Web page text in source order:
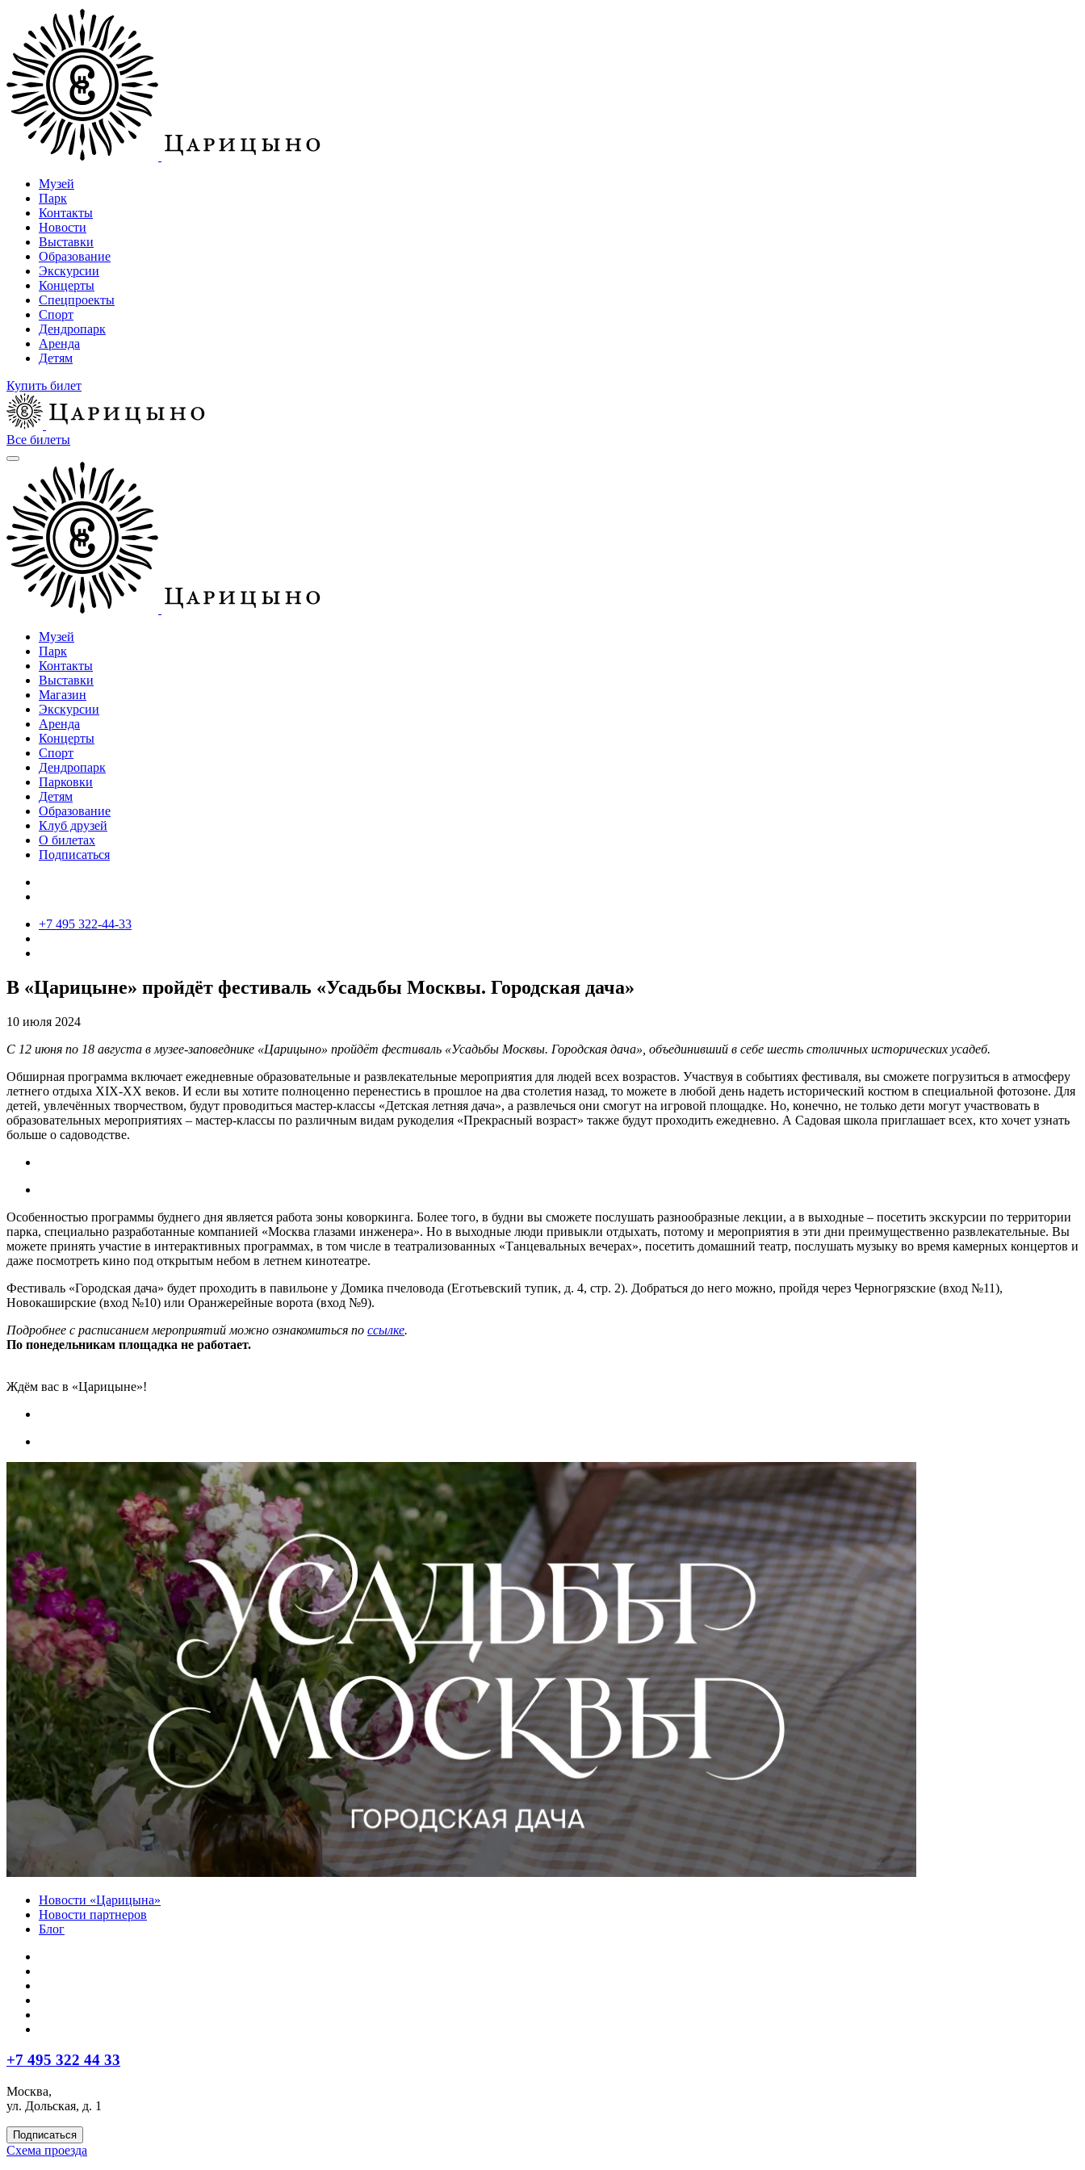
Музей
Парк
Контакты
Новости
Выставки
Образование
Экскурсии
Концерты
Спецпроекты
Спорт
Дендропарк
Аренда
Детям
Купить билет
Все билеты
Музей
Парк
Контакты
Выставки
Магазин
Экскурсии
Аренда
Концерты
Спорт
Дендропарк
Парковки
Детям
Образование
Клуб друзей
О билетах
Подписаться
+7 495 322-44-33
В «Царицыне» пройдёт фестиваль «Усадьбы Москвы. Городская дача»
10 июля 2024
С 12 июня по 18 августа в музее-заповеднике «Царицыно» пройдёт фестиваль «Усадьбы Москвы. Городская дача», объединивший в себе шесть столичных исторических усадеб.
Обширная программа включает ежедневные образовательные и развлекательные мероприятия для людей всех возрастов. Участвуя в событиях фестиваля, вы сможете погрузиться в атмосферу
летнего отдыха XIX-XX веков. И если вы хотите полноценно перенестись в прошлое на два столетия назад, то можете в любой день надеть исторический костюм в специальной фотозоне. Для
детей, увлечённых творчеством, будут проводиться мастер-классы «Детская летняя дача», а развлечься они смогут на игровой площадке. Но, конечно, не только дети могут участвовать в
образовательных мероприятиях – мастер-классы по различным видам рукоделия «Прекрасный возраст» также будут проходить ежедневно. А Садовая школа приглашает всех, кто хочет узнать
больше о садоводстве.
Особенностью программы буднего дня является работа зоны коворкинга. Более того, в будни вы сможете послушать разнообразные лекции, а в выходные – посетить экскурсии по территории
парка, специально разработанные компанией «Москва глазами инженера». Но в выходные люди привыкли отдыхать, потому и мероприятия в эти дни преимущественно развлекательные. Вы
можете принять участие в интерактивных программах, в том числе в театрализованных «Танцевальных вечерах», посетить домашний театр, послушать музыку во время камерных концертов и
даже посмотреть кино под открытым небом в летнем кинотеатре.
Фестиваль «Городская дача» будет проходить в павильоне у Домика пчеловода (Еготьевский тупик, д. 4, стр. 2). Добраться до него можно, пройдя через Черногрязские (вход №11),
Новокаширские (вход №10) или Оранжерейные ворота (вход №9).
Подробнее с расписанием мероприятий можно ознакомиться по ссылке.
По понедельникам площадка не работает.
Ждём вас в «Царицыне»!
Новости «Царицына»
Новости партнеров
Блог
+7 495 322 44 33
Москва,
ул. Дольская, д. 1
Подписаться
Схема проезда